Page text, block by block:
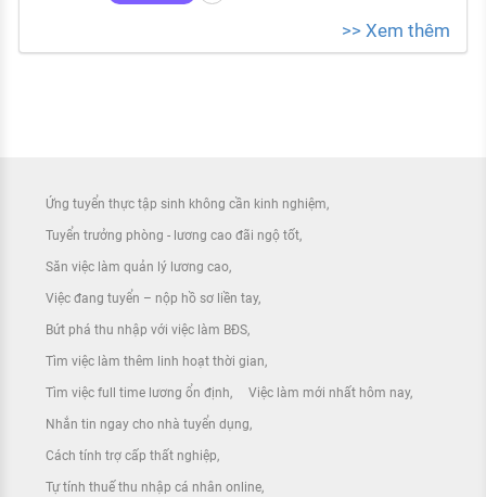
>> Xem thêm
Ứng tuyển thực tập sinh không cần kinh nghiệm
Tuyển trưởng phòng - lương cao đãi ngộ tốt
Săn việc làm quản lý lương cao
Việc đang tuyển – nộp hồ sơ liền tay
Bứt phá thu nhập với việc làm BĐS
Tìm việc làm thêm linh hoạt thời gian
Tìm việc full time lương ổn định Việc làm mới nhất hôm nay
Nhắn tin ngay cho nhà tuyển dụng
Cách tính trợ cấp thất nghiệp
Tự tính thuế thu nhập cá nhân online